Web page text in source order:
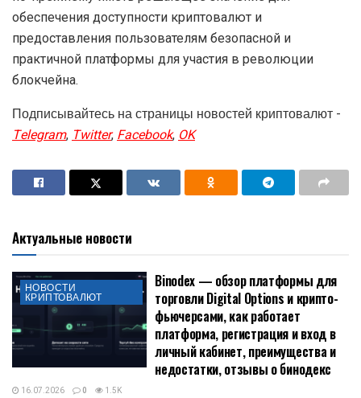
обеспечения доступности криптовалют и
предоставления пользователям безопасной и
практичной платформы для участия в революции
блокчейна.
Подписывайтесь на страницы новостей криптовалют -
Telegram,Twitter,Facebook,OK
Актуальные новости
НОВОСТИ
КРИПТОВАЛЮТ
Binodex — обзор платформы для
торговли Digital Options и крипто-
фьючерсами, как работает
платформа, регистрация и вход в
личный кабинет, преимущества и
недостатки, отзывы о бинодекс
16.07.2026 0 1.5K